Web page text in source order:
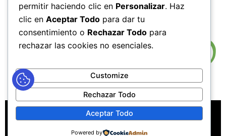
PM
Viernes de 7:30 AM a 11:30 PM y de 2:00 PM a 4:00 PM
MAPA DEL SITIOPOLÍTICAS DE PRIVACIDAD
POLÍTICAS DE DERECHOS DE AUTOR
permitir haciendo clic en Personalizar. Haz
clic en Aceptar Todo para dar tu
consentimiento o Rechazar Todo para
rechazar las cookies no esenciales.
Customize
Rechazar Todo
Aceptar Todo
Powered by